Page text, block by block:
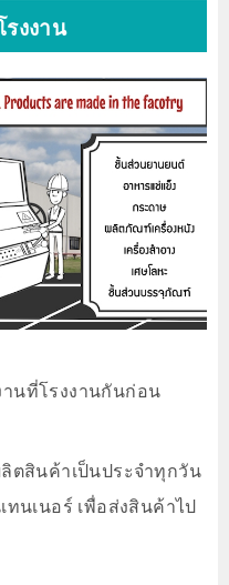
งงาน
านที่โรงงานกันก่อน
ตสินค้าเป็นประจำทุกวัน
ทนเนอร์ เพื่อส่งสินค้าไป